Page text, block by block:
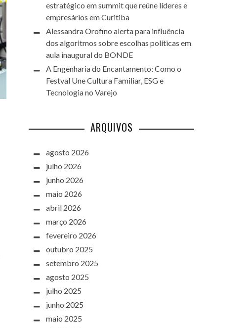
estratégico em summit que reúne líderes e
empresários em Curitiba
Alessandra Orofino alerta para influência
dos algoritmos sobre escolhas políticas em
aula inaugural do BONDE
A Engenharia do Encantamento: Como o
Festval Une Cultura Familiar, ESG e
Tecnologia no Varejo
ARQUIVOS
agosto 2026
julho 2026
junho 2026
maio 2026
abril 2026
março 2026
fevereiro 2026
outubro 2025
setembro 2025
agosto 2025
julho 2025
junho 2025
maio 2025